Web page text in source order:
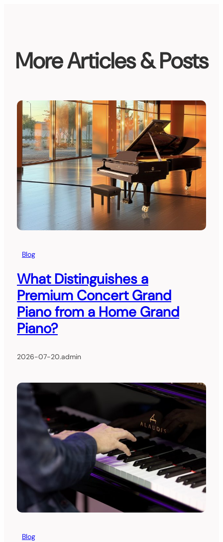
More Articles & Posts
Blog
What Distinguishes a
Premium Concert Grand
Piano from a Home Grand
Piano?
2026-07-20.admin
Blog